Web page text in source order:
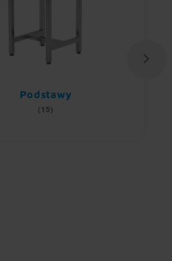
Podstawy
(15)